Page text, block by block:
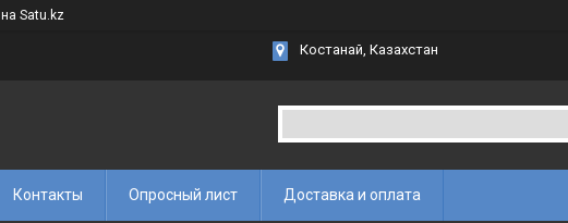
на Satu.kz
Костанай, Казахстан
Контакты Опросный лист Доставка и оплата